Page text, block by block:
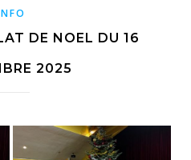
DE NOEL DU 16
2025